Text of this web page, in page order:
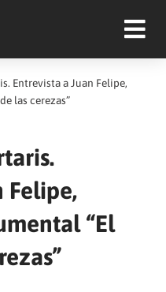
Entrevista a Juan Felipe,
las cerezas”
Felipe,
“El